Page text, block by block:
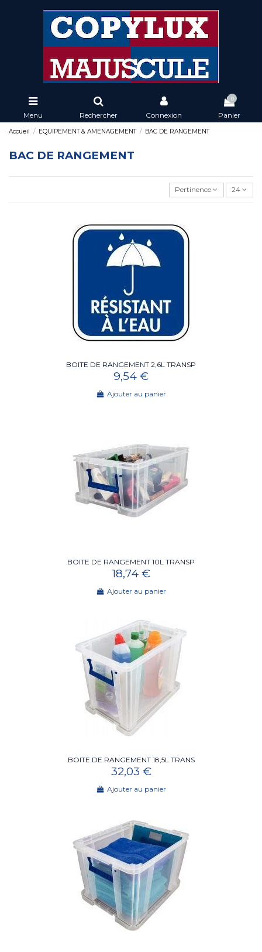
Menu Rechercher Connexion
0
Panier
Accueil EQUIPEMENT & AMENAGEMENT BAC DE RANGEMENT
BAC DE RANGEMENT
Pertinence 24
BOITE DE RANGEMENT 2,6L TRANSP
9,54 €
Ajouter au panier
BOITE DE RANGEMENT 10L TRANSP
18,74 €
Ajouter au panier
BOITE DE RANGEMENT 18,5L TRANS
32,03 €
Ajouter au panier